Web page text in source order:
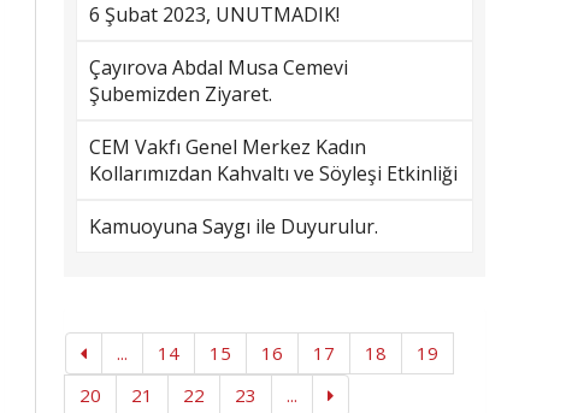
6 Şubat 2023, UNUTMADIK!
Çayırova Abdal Musa Cemevi
Şubemizden Ziyaret.
CEM Vakfı Genel Merkez Kadın
Kollarımızdan Kahvaltı ve Söyleşi Etkinliği
Kamuoyuna Saygı ile Duyurulur.
... 14 15 16 17 18
19
20
21 22 23 ...